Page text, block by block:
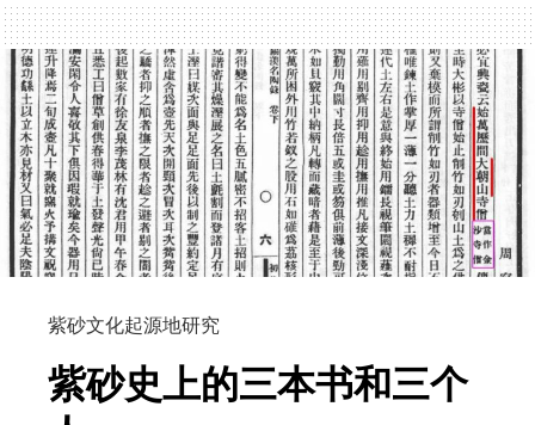
有
疑，
岂
能
人
云
亦
云？
——
访
紫
砂
紫砂文化起源地研究
紫砂史上的三本书和三个